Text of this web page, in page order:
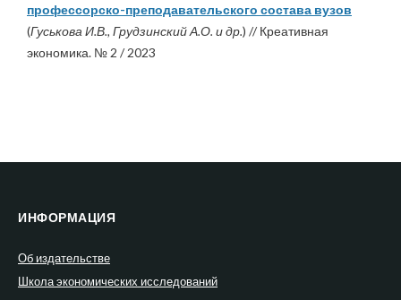
профессорско-преподавательского состава вузов
(Гуськова И.В., Грудзинский А.О. и др.) // Креативная
экономика. № 2 / 2023
ИНФОРМАЦИЯ
Об издательстве
Школа экономических исследований